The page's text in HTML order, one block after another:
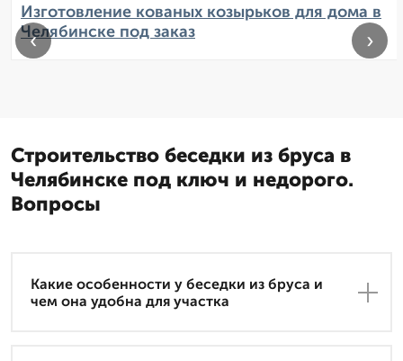
Изготовление кованых козырьков для дома в
Челябинске под заказ
‹ ›
Строительство беседки из бруса в
Челябинске под ключ и недорого.
Вопросы
Какие особенности у беседки из бруса и
чем она удобна для участка